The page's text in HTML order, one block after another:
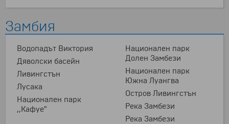
Замбия
Водопадът Виктория
Дяволски басейн
Ливингстън
Лусака
Национален парк
,,Кафуе"
Национален парк
Долен Замбези
Национален парк
Южна Луангва
Остров Ливингстън
Река Замбези
Река Замбези